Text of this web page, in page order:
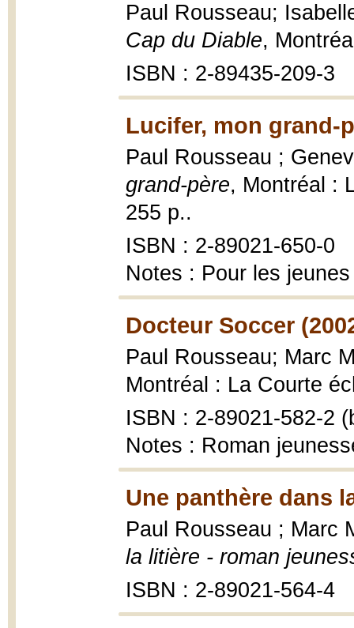
Paul Rousseau;
Cap du Diable,
ISBN : 2-89435-209-3
Lucifer, mon grand-
Paul Rousseau ;
grand-père, Montréal :
255 p..
ISBN : 2-89021-650-0
Notes : Pour les
Docteur Soccer
Paul Rousseau; Marc
Montréal : La Courte
ISBN : 2-89021-582-2
Notes : Roman
Une panthère dans
Paul Rousseau ; Marc
la litière - roman
ISBN : 2-89021-564-4